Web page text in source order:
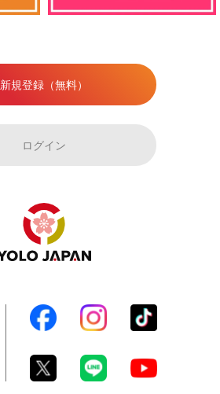
新規登録（無料）
ログイン